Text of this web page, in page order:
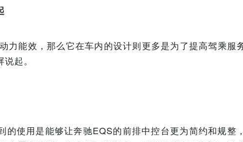
力能效，那么它在车内的设计则更多是为了提高驾乘服
起。
使用是能够让奔驰EQS的前排中控台更为简约和规整，